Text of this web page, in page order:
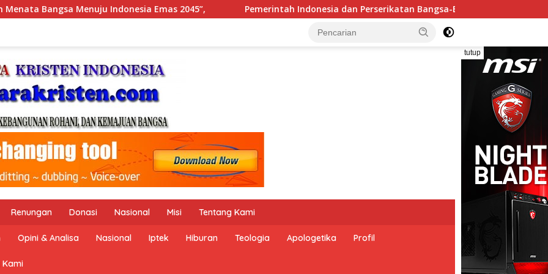
Pemerintah Indonesia dan Perserikatan Bangsa-Bangsa Peringati Hari Dunia Anti Perdagangan Orang 2026
tutup
Renungan Donasi Nasional Misi Tentang Kami
Opini & Analisa Nasional Iptek Hiburan Teologia Apologetika Profil
Kami